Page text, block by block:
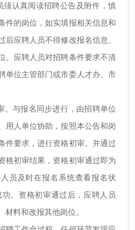
认真阅读招聘公告及附件，慎
件的岗位，如实填报相关信息和
后应聘人员不得修改报名信息、
。应聘人员对招聘条件要求不清
单位主管部门或市委人才办、市
与报名同步进行，由招聘单位
用人单位协助，按照本公告和岗
件要求，进行资格初审。并通过
格初审结果，资格初审通过即为
员及时在报名系统查看报名状
。资格初审通过后，应聘人员
料和改报其他岗位。